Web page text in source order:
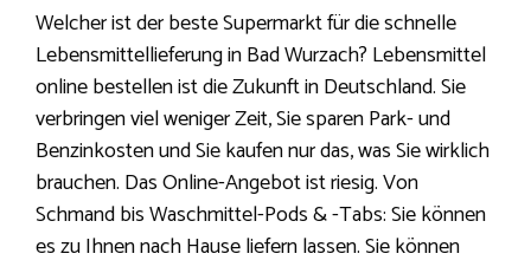
Welcher ist der beste Supermarkt für die schnelle
Lebensmittellieferung in Bad Wurzach? Lebensmittel
online bestellen ist die Zukunft in Deutschland. Sie
verbringen viel weniger Zeit, Sie sparen Park- und
Benzinkosten und Sie kaufen nur das, was Sie wirklich
brauchen. Das Online-Angebot ist riesig. Von
Schmand bis Waschmittel-Pods & -Tabs: Sie können
es zu Ihnen nach Hause liefern lassen. Sie können